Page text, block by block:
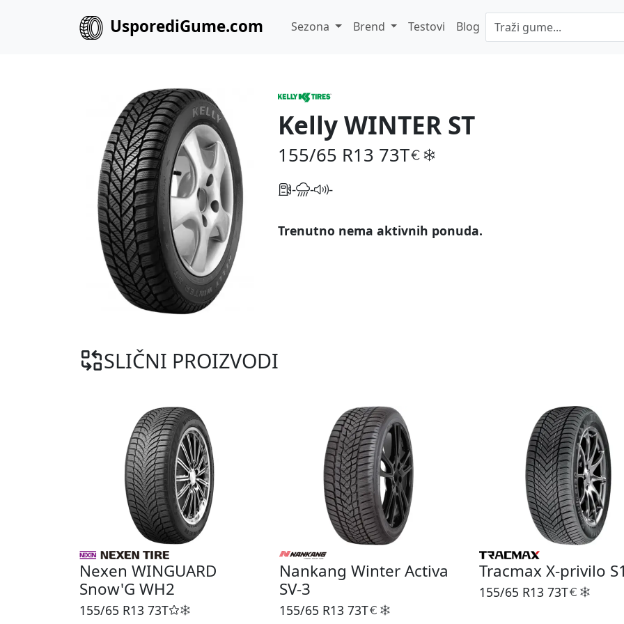
UsporediGume.com Sezona Brend Testovi Blog
Kelly WINTER ST
155/65 R13 73T
- - -
Trenutno nema aktivnih ponuda.
SLIČNI PROIZVODI
Nexen WINGUARD
Snow'G WH2
155/65 R13 73T
Nankang Winter Activa
SV-3
155/65 R13 73T
Tracmax X-privilo
155/65 R13 73T